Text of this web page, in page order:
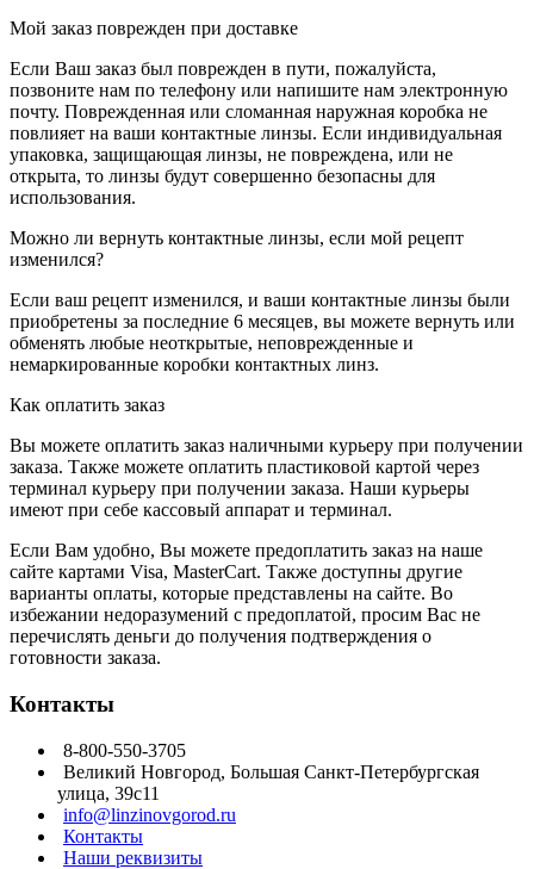
Мой заказ поврежден при доставке
Если Ваш заказ был поврежден в пути, пожалуйста,
позвоните нам по телефону или напишите нам электронную
почту. Поврежденная или сломанная наружная коробка не
повлияет на ваши контактные линзы. Если индивидуальная
упаковка, защищающая линзы, не повреждена, или не
открыта, то линзы будут совершенно безопасны для
использования.
Можно ли вернуть контактные линзы, если мой рецепт
изменился?
Если ваш рецепт изменился, и ваши контактные линзы были
приобретены за последние 6 месяцев, вы можете вернуть или
обменять любые неоткрытые, неповрежденные и
немаркированные коробки контактных линз.
Как оплатить заказ
Вы можете оплатить заказ наличными курьеру при получении
заказа. Также можете оплатить пластиковой картой через
терминал курьеру при получении заказа. Наши курьеры
имеют при себе кассовый аппарат и терминал.
Если Вам удобно, Вы можете предоплатить заказ на наше
сайте картами Visa, MasterCart. Также доступны другие
варианты оплаты, которые представлены на сайте. Во
избежании недоразумений с предоплатой, просим Вас не
перечислять деньги до получения подтверждения о
готовности заказа.
Контакты
8-800-550-3705
Великий Новгород, Большая Санкт-Петербургская
улица, 39с11
info@linzinovgorod.ru
Контакты
Наши реквизиты